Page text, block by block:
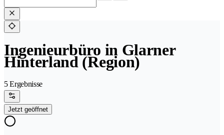
Ingenieurbüro in Glarner
Hinterland (Region)
5 Ergebnisse
Jetzt geöffnet